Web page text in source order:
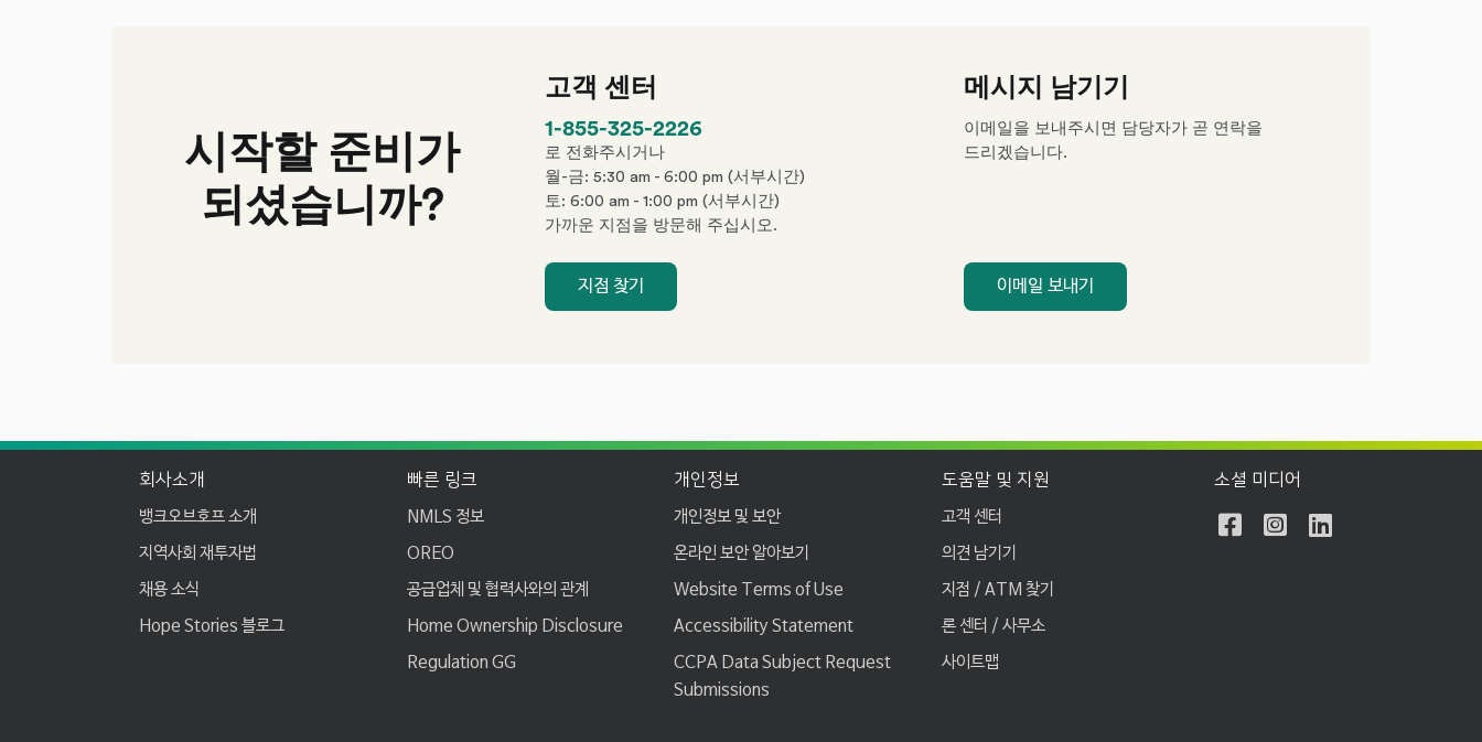
시작할 준비가
되셨습니까?
고객 센터
p
h
o
n
e
u
m
1-855-325-2226
로 전화주시거나
월-금: 5:30 am - 6:00 pm (서부시간)
토: 6:00 am - 1:00 pm (서부시간)
가까운 지점을 방문해 주십시오.
지점 찾기
메시지 남기기
이메일을 보내주시면 담당자가 곧 연락을
드리겠습니다.
이메일 보내기
회사소개
뱅크오브호프 소개
지역사회 재투자법
채용 소식
Hope Stories 블로그
빠른 링크
NMLS 정보
OREO
공급업체 및 협력사와의 관계
Home Ownership Disclosure
Regulation GG
개인정보
개인정보 및 보안
온라인 보안 알아보기
Website Terms of Use
Accessibility Statement
CCPA Data Subject Request
Submissions
도움말 및 지원
고객 센터
의견 남기기
지점 / ATM 찾기
론 센터 / 사무소
사이트맵
소셜 미디어